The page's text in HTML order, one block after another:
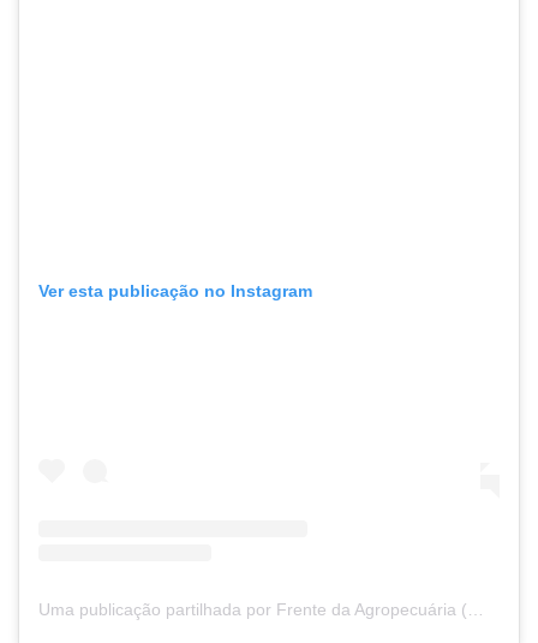
Ver esta publicação no Instagram